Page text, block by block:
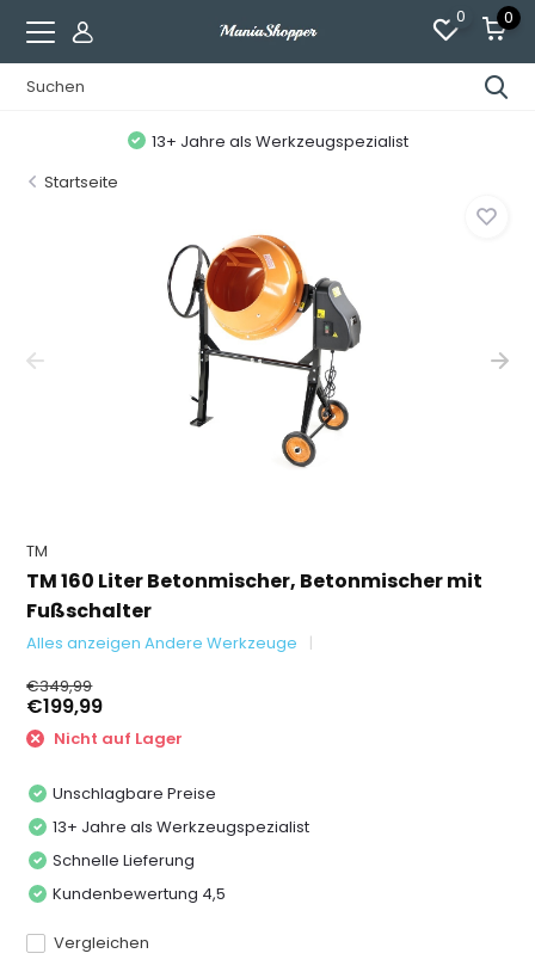
0 0
13+ Jahre als Werkzeugspezialist
Startseite
TM
TM 160 Liter Betonmischer, Betonmischer mit
Fußschalter
Alles anzeigen Andere Werkzeuge
€349,99
€199,99
Nicht auf Lager
Unschlagbare Preise
13+ Jahre als Werkzeugspezialist
Schnelle Lieferung
Kundenbewertung 4,5
Vergleichen